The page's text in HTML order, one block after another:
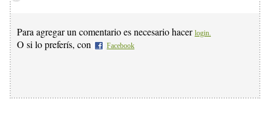
Para agregar un comentario es necesario hacer login.
O si lo preferís, con Facebook